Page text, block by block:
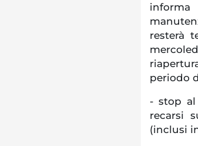
resterà
periodo
- stop al
recarsi
(inclusi